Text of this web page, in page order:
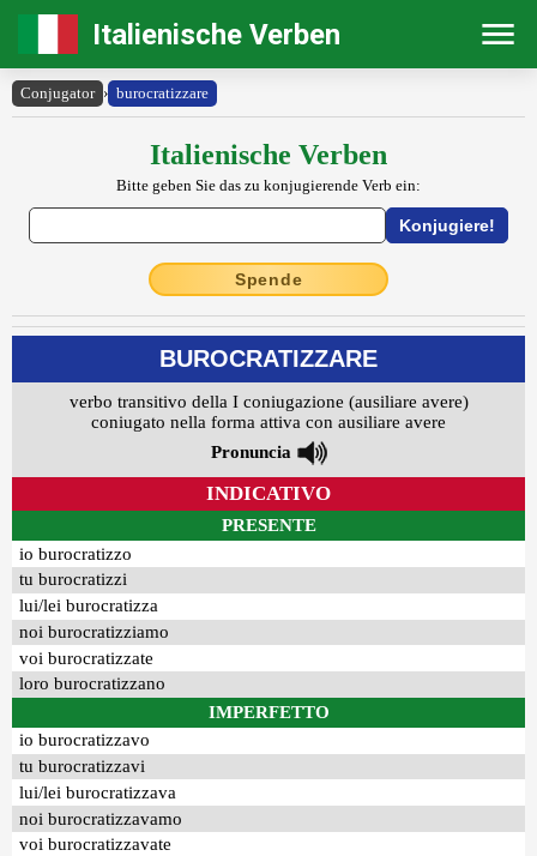
Italienische Verben
Conjugator › burocratizzare
Italienische Verben
Bitte geben Sie das zu konjugierende Verb ein:
Spende
BUROCRATIZZARE
verbo transitivo della I coniugazione (ausiliare avere)
coniugato nella forma attiva con ausiliare avere
Pronuncia
INDICATIVO
PRESENTE
io burocratizzo
tu burocratizzi
lui/lei burocratizza
noi burocratizziamo
voi burocratizzate
loro burocratizzano
IMPERFETTO
io burocratizzavo
tu burocratizzavi
lui/lei burocratizzava
noi burocratizzavamo
voi burocratizzavate